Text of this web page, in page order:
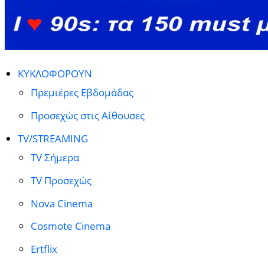
ΚΥΚΛΟΦΟΡΟΥΝ
Πρεμιέρες Εβδομάδας
Προσεχώς στις Αίθουσες
TV/STREAMING
TV Σήμερα
TV Προσεχώς
Nova Cinema
Cosmote Cinema
Ertflix